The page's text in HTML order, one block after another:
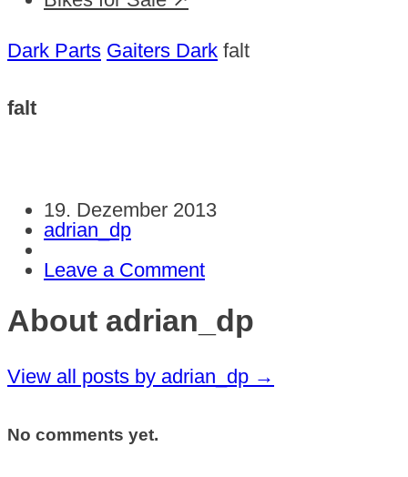
Dark Parts Gaiters Dark falt
falt
19. Dezember 2013
adrian_dp
Leave a Comment
About adrian_dp
View all posts by adrian_dp →
No comments yet.